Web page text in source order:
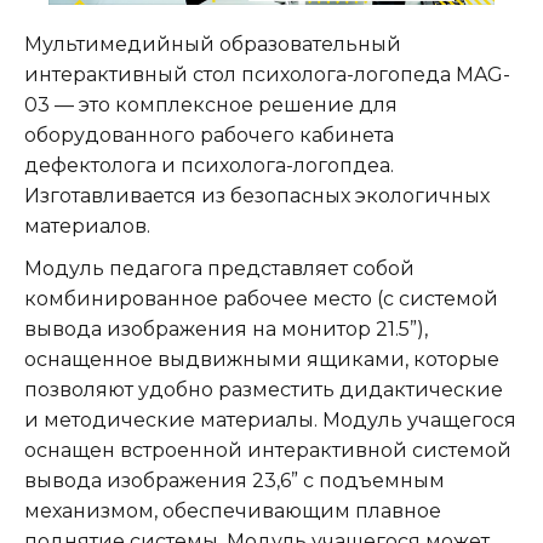
Мультимедийный образовательный
интерактивный стол психолога-логопеда MAG-
03 — это комплексное решение для
оборудованного рабочего кабинета
дефектолога и психолога-логопдеа.
Изготавливается из безопасных экологичных
материалов.
Модуль педагога представляет собой
комбинированное рабочее место (с системой
вывода изображения на монитор 21.5”),
оснащенное выдвижными ящиками, которые
позволяют удобно разместить дидактические
и методические материалы. Модуль учащегося
оснащен встроенной интерактивной системой
вывода изображения 23,6” с подъемным
механизмом, обеспечивающим плавное